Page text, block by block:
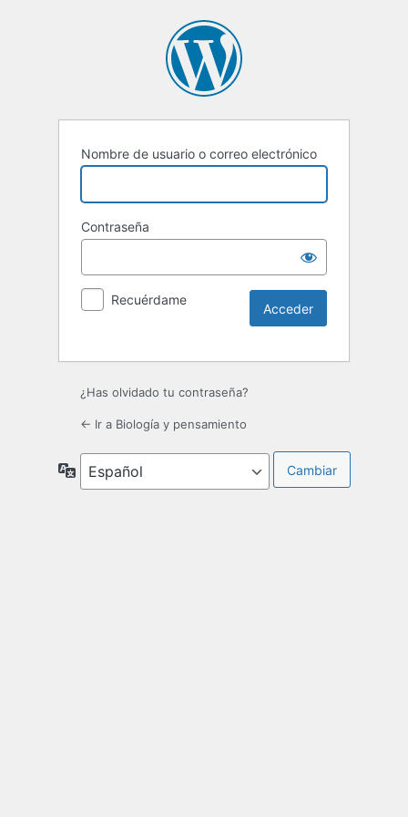
Nombre de usuario o correo electrónico
Contraseña
Recuérdame
¿Has olvidado tu contraseña?
← Ir a Biología y pensamiento
Idioma